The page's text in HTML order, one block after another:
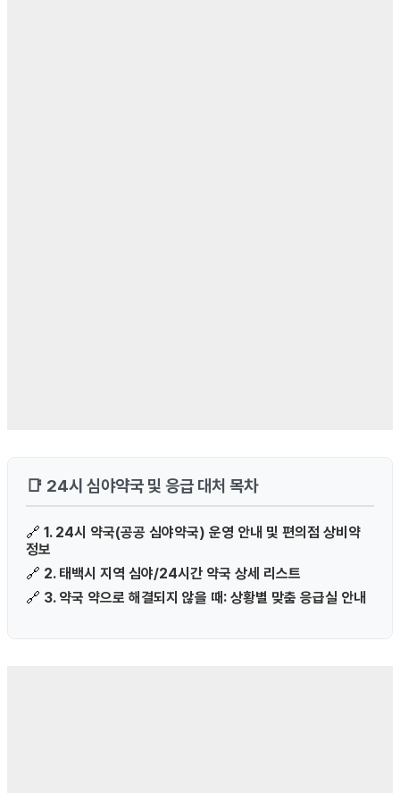
📑 24시 심야약국 및 응급 대처 목차
🔗 1. 24시 약국(공공 심야약국) 운영 안내 및 편의점 상비약
정보
🔗 2. 태백시 지역 심야/24시간 약국 상세 리스트
🔗 3. 약국 약으로 해결되지 않을 때: 상황별 맞춤 응급실 안내